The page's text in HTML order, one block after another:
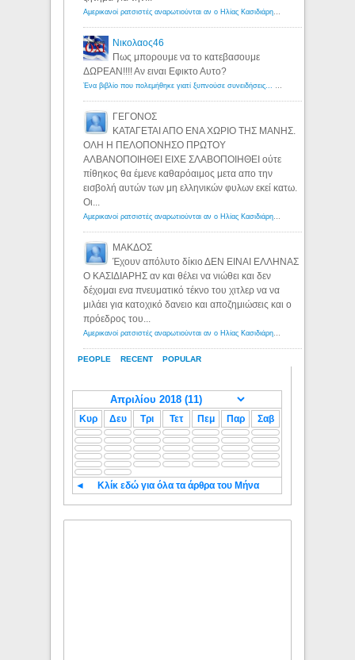
PEOPLE RECENT POPULAR
Νικολαος46
Πως μπορουμε να το κατεβασουμε
ΔΩΡΕΑΝ!!!! Αν ειναι Εφικτο Αυτο?
ΓΕΓΟΝΟΣ
ΚΑΤΑΓΕΤΑΙ ΑΠΟ ΕΝΑ ΧΩΡΙΟ ΤΗΣ ΜΑΝΗΣ.
ΟΛΗ Η ΠΕΛΟΠΟΝΗΣΟ ΠΡΩΤΟΥ
ΑΛΒΑΝΟΠΟΙΗΘΕΙ ΕΙΧΕ ΣΛΑΒΟΠΟΙΗΘΕΙ ούτε
πίθηκος θα έμενε καθαρόαιμος μετα απο την
εισβολή αυτών των μη ελληνικών φυλων εκεί κατω.
Οι...
ΜΑΚΔΟΣ
Έχουν απόλυτο δίκιο ΔΕΝ ΕΙΝΑΙ ΕΛΛΗΝΑΣ
Ο ΚΑΣΙΔΙΑΡΗΣ αν και θέλει να νιώθει και δεν
δέχομαι ενα πνευματικό τέκνο του χιτλερ να να
μιλάει για κατοχικό δανειο και αποζημιώσεις και ο
πρόεδρος του...
Κυρ Δευ Τρι Τετ Πεμ Παρ Σαβ
◄ Κλίκ εδώ για όλα τα άρθρα του Μήνα